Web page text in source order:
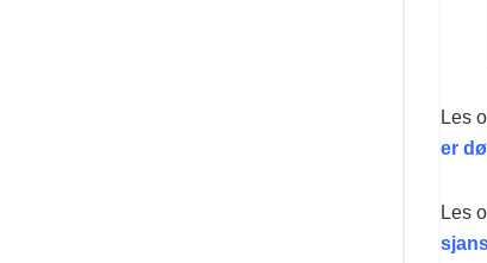
Les
er
Les